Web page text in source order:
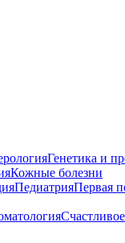
Генетика и
Кожные болезни
ПедиатрияПервая